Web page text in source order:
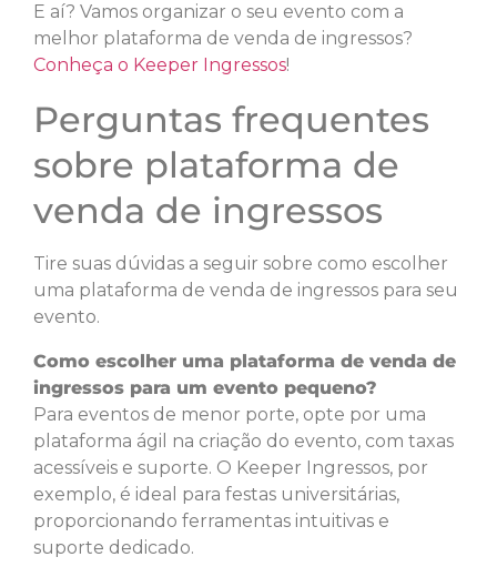
E aí? Vamos organizar o seu evento com a
melhor plataforma de venda de ingressos?
Conheça o Keeper Ingressos!
Perguntas frequentes
sobre plataforma de
venda de ingressos
Tire suas dúvidas a seguir sobre como escolher
uma plataforma de venda de ingressos para seu
evento.
Como escolher uma plataforma de venda de
ingressos para um evento pequeno?
Para eventos de menor porte, opte por uma
plataforma ágil na criação do evento, com taxas
acessíveis e suporte. O Keeper Ingressos, por
exemplo, é ideal para festas universitárias,
proporcionando ferramentas intuitivas e
suporte dedicado.